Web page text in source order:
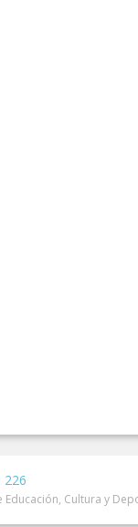
226
Cultura y